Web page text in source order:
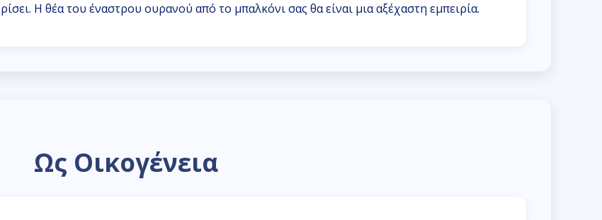
Η θέα του έναστρου ουρανού από το μπαλκόνι σας θα είναι μια αξέχαστη εμπειρία.
Ως Οικογένεια